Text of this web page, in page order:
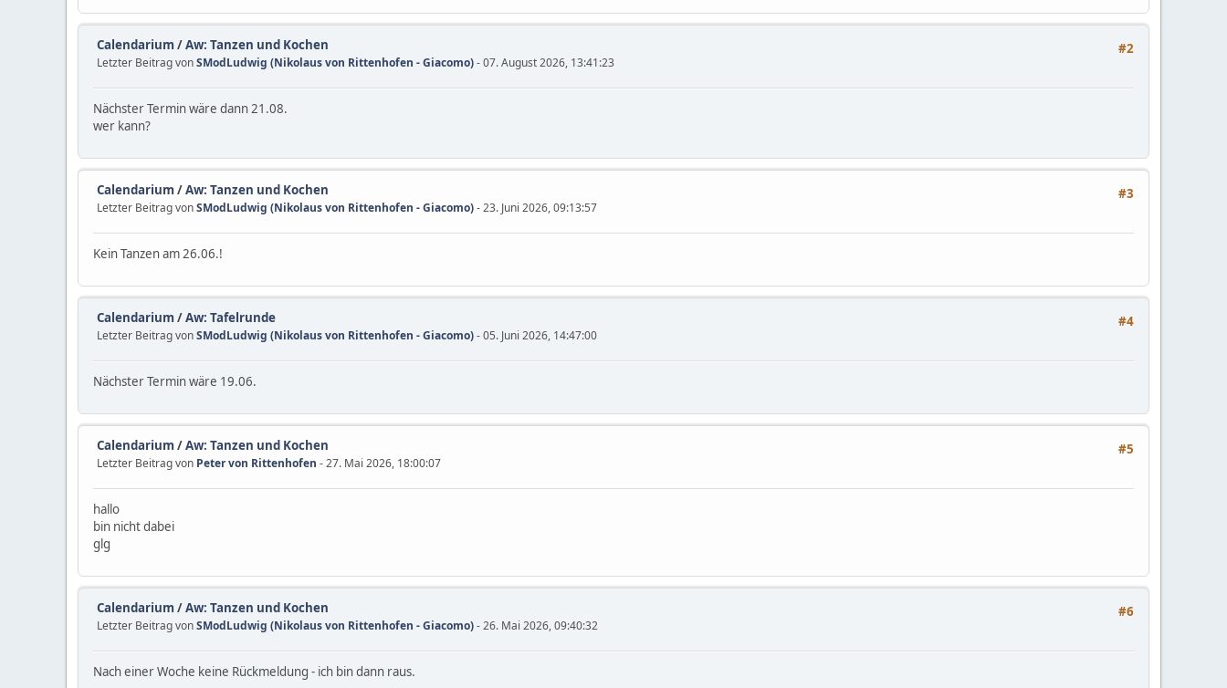
#2
Calendarium /Aw: Tanzen und Kochen
Letzter Beitrag vonSModLudwig (Nikolaus von Rittenhofen - Giacomo)- 07. August 2026, 13:41:23
Nächster Termin wäre dann 21.08.
wer kann?
#3
Calendarium /Aw: Tanzen und Kochen
Letzter Beitrag vonSModLudwig (Nikolaus von Rittenhofen - Giacomo)- 23. Juni 2026, 09:13:57
Kein Tanzen am 26.06.!
#4
Calendarium /Aw: Tafelrunde
Letzter Beitrag vonSModLudwig (Nikolaus von Rittenhofen - Giacomo)- 05. Juni 2026, 14:47:00
Nächster Termin wäre 19.06.
#5
Calendarium /Aw: Tanzen und Kochen
Letzter Beitrag von Peter von Rittenhofen - 27. Mai 2026, 18:00:07
hallo
bin nicht dabei
glg
#6
Calendarium /Aw: Tanzen und Kochen
Letzter Beitrag vonSModLudwig (Nikolaus von Rittenhofen - Giacomo)- 26. Mai 2026, 09:40:32
Nach einer Woche keine Rückmeldung - ich bin dann raus.